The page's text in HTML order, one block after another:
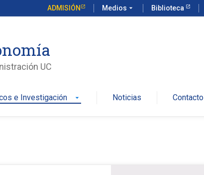
ADMISIÓN Medios arrow_drop_down Biblioteca
UC
e Investigación arrow_drop_down Noticias Contacto